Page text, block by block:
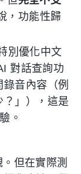
，功能性歸
別優化中文
對話查詢功
音內容（例
」），這是
。
但在實際測